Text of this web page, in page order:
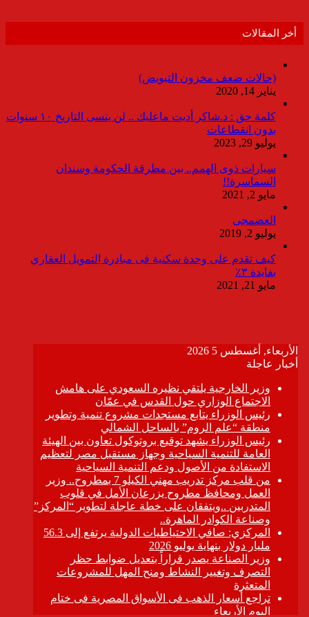
أخر المقالات
(حالات ضعف مخزون التبويض)
يناير 14, 2020
كلمة حق : د.شاكر أديت ماعليك .. لن ينسى التاريخ ١٠ سنوات
بدون انقطاعات
يوليو 29, 2023
سيارات ذوى الهمم.. بين مطرقة الحكومة وسندان
السماسرة!!
مايو 2, 2021
العضمجى
يوليو 2, 2019
كيف تقدم على وحدة سكنية فى مبادرة التمويل العقاري
بفايدة ٣٪
مايو 21, 2021